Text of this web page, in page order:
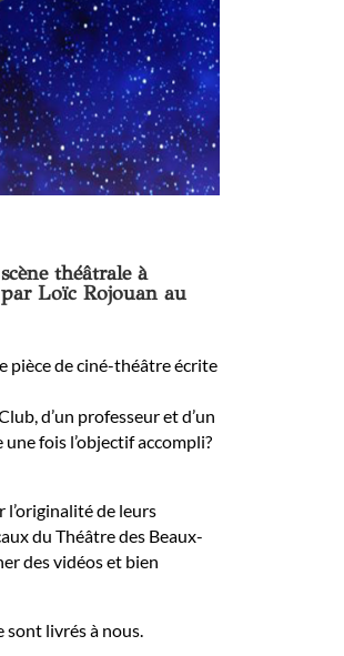
théâtrale à
Loïc Rojouan au
pièce de ciné-théâtre écrite
d’un professeur et d’un
fois l’objectif accompli?
de leurs
du Théâtre des Beaux-
des vidéos et bien
sont livrés à nous.